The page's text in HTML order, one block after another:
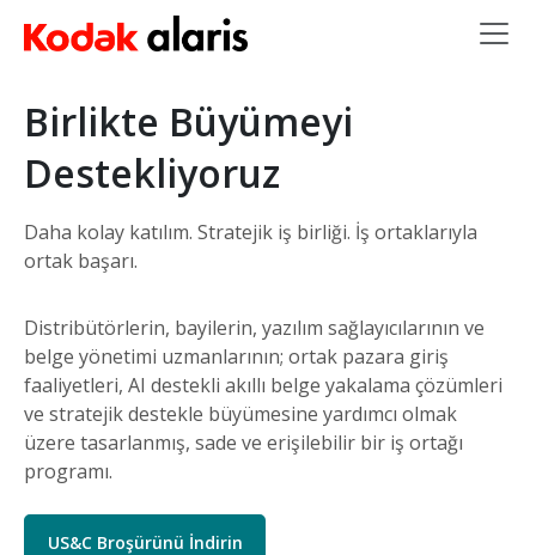
Birlikte Büyümeyi
Destekliyoruz
Daha kolay katılım. Stratejik iş birliği. İş ortaklarıyla
ortak başarı.
Distribütörlerin, bayilerin, yazılım sağlayıcılarının ve
belge yönetimi uzmanlarının; ortak pazara giriş
faaliyetleri, AI destekli akıllı belge yakalama çözümleri
ve stratejik destekle büyümesine yardımcı olmak
üzere tasarlanmış, sade ve erişilebilir bir iş ortağı
programı.
US&C Broşürünü İndirin